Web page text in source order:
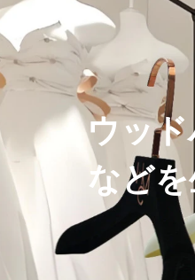
ットハ
ハンガ
け入れら